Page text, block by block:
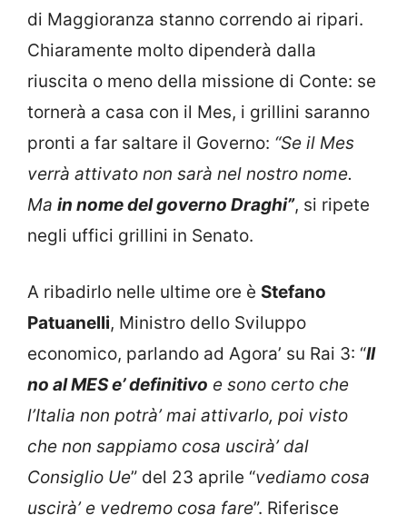
di Maggioranza stanno correndo ai ripari.
Chiaramente molto dipenderà dalla
riuscita o meno della missione di Conte: se
tornerà a casa con il Mes, i grillini saranno
pronti a far saltare il Governo: “Se il Mes
verrà attivato non sarà nel nostro nome.
Ma in nome del governo Draghi”, si ripete
negli uffici grillini in Senato.
A ribadirlo nelle ultime ore è Stefano
Patuanelli, Ministro dello Sviluppo
economico, parlando ad Agora’ su Rai 3: “Il
no al MES e’ definitivo e sono certo che
l’Italia non potrà’ mai attivarlo, poi visto
che non sappiamo cosa uscirà’ dal
Consiglio Ue” del 23 aprile “vediamo cosa
uscirà’ e vedremo cosa fare”. Riferisce